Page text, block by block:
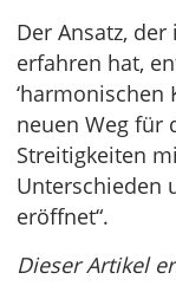
Der Ansatz,
erfahren hat,
‘harmonischen
neuen Weg für
Streitigkeiten
Unterschieden
eröffnet“.
Dieser Artikel